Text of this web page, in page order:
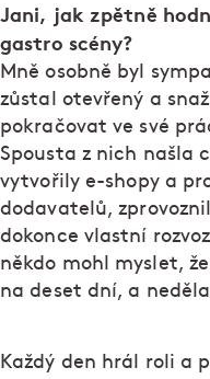
Jani, jak zpětně
gastro scény?
Mně osobně byl
zůstal otevřený a
pokračovat ve své
Spousta z nich našla
vytvořily e-shopy a
dodavatelů,
dokonce vlastní
někdo mohl myslet,
na deset dní, a
Každý den hrál roli a